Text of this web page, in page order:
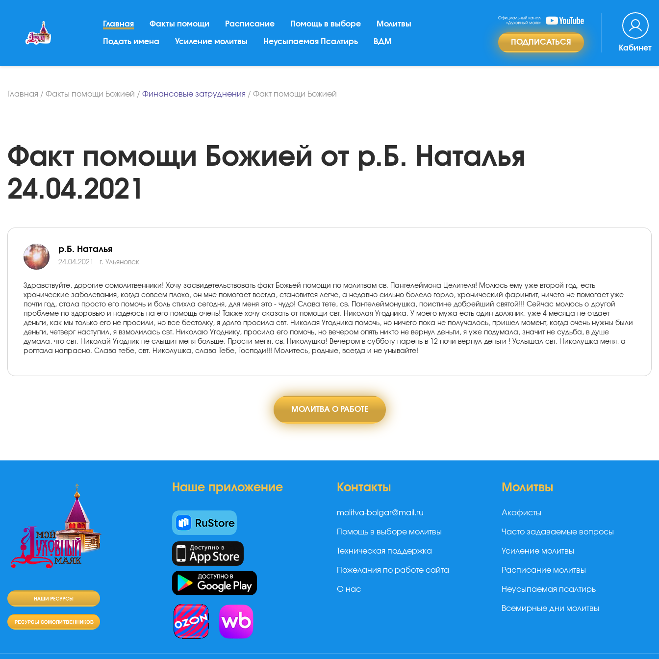
Главная Факты помощи Расписание Помощь в выборе Молитвы
Подать имена Усиление молитвы Неусыпаемая Псалтирь ВДМ ПОДПИСАТЬСЯ
Кабинет
Главная / Факты помощи Божией / Финансовые затруднения / Факт помощи Божией
Факт помощи Божией от р.Б. Наталья
24.04.2021
р.Б. Наталья
24.04.2021 г. Ульяновск
Здравствуйте, дорогие сомолитвенники! Хочу засвидетельствовать факт Божьей помощи по молитвам св. Пантелеймона Целителя! Молюсь ему уже второй год, есть
хронические заболевания, когда совсем плохо, он мне помогает всегда, становится легче, а недавно сильно болело горло, хронический фарингит, ничего не помогает уже
почти год, стала просто его помочь и боль стихла сегодня, для меня это - чудо! Слава тете, св. Пантелеймонушка, поистине добрейший святой!!! Сейчас молюсь о другой
проблеме по здоровью и надеюсь на его помощь очень! Также хочу сказать от помощи свт. Николая Угодника. У моего мужа есть один должник, уже 4 месяца не отдает
деньги, как мы только его не просили, но все бестолку, я долго просила свт. Николая Угодника помочь, но ничего пока не получалось, пришел момент, когда очень нужны были
деньги, четверг наступил, я взмолилась свт. Николаю Угоднику, просила его помочь, но вечером опять никто не вернул деньги, я уже подумала, значит не судьба, в душе
думала, что свт. Николай Угодник не слышит меня больше. Прости меня, св. Николушка! Вечером в субботу парень в 12 ночи вернул деньги ! Услышал свт. Николушка меня, а
роптала напрасно. Слава тебе, свт. Николушка, слава Тебе, Господи!!! Молитесь, родные, всегда и не унывайте!
МОЛИТВА О РАБОТЕ
Наше приложение Контакты
molitva-bolgar@mail.ru
Помощь в выборе молитвы
Техническая поддержка
Пожелания по работе сайта
О нас
Молитвы
Акафисты
Часто задаваемые вопросы
Усиление молитвы
Расписание молитвы
Неусыпаемая псалтирь
Всемирные дни молитвы